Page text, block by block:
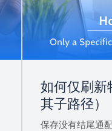
如何仅刷新
其子路径）
保存没有结尾通